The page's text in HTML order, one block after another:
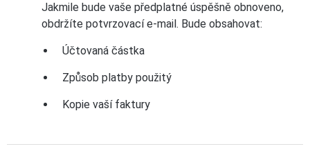
Jakmile bude vaše předplatné úspěšně obnoveno,
obdržíte potvrzovací e-mail. Bude obsahovat:
Účtovaná částka
Způsob platby použitý
Kopie vaší faktury